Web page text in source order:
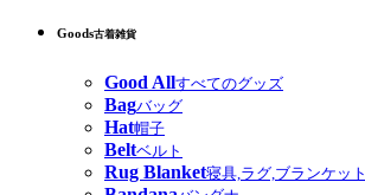
Goods古着雑貨
Good Allすべてのグッズ
Bagバッグ
Hat帽子
Beltベルト
Rug Blanket寝具,ラグ,ブランケット